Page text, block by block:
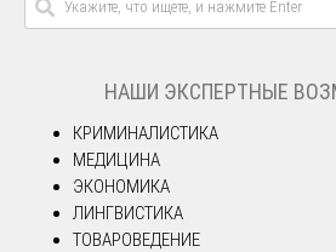
НАШИ ЭКСПЕРТНЫЕ
КРИМИНАЛИСТИКА
МЕДИЦИНА
ЭКОНОМИКА
ЛИНГВИСТИКА
ТОВАРОВЕДЕНИЕ